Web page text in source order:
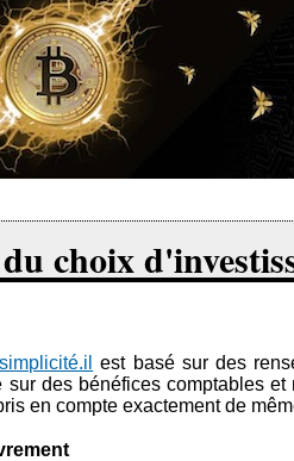
choix
simplicité.il
est basé sur des
des bénéfices comptables
en compte exactement de